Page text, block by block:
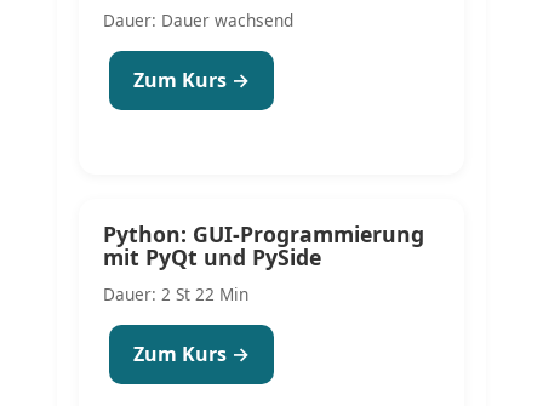
Dauer: Dauer wachsend
Zum Kurs →
Python: GUI-Programmierung
mit PyQt und PySide
Dauer: 2 St 22 Min
Zum Kurs →